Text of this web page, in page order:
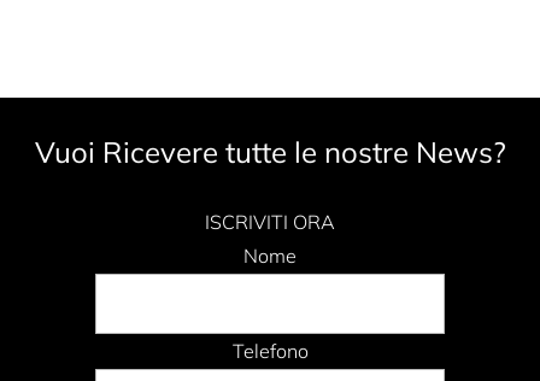
Vuoi Ricevere tutte le nostre News?
ISCRIVITI ORA
Nome
Telefono